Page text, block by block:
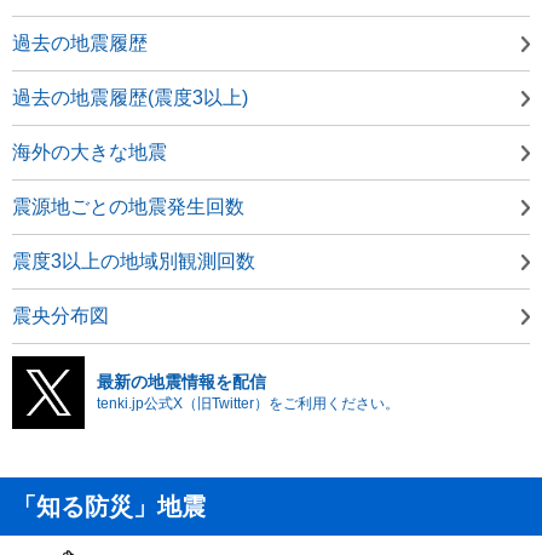
過去の地震履歴
過去の地震履歴(震度3以上)
海外の大きな地震
震源地ごとの地震発生回数
震度3以上の地域別観測回数
震央分布図
最新の地震情報を配信
tenki.jp公式X（旧Twitter）をご利用ください。
「知る防災」地震